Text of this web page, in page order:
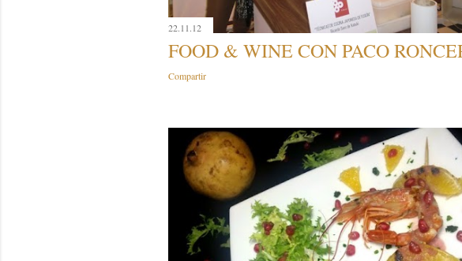
22.11.12
FOOD & WINE CON PACO
Compartir